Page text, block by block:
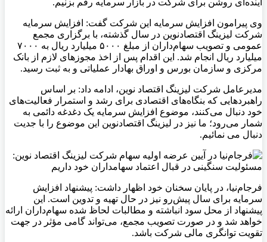
آینده‌ای روشن برای شرکت در بازار سرمایه رقم بزنیم.
وی پیرامون افزایش سرمایه این شرکت گفت: افزایش سرمایه
شرکت لیزینگ اقتصادنوین در سال گذشته، با برگزاری مجمع
عمومی و تصویب سهام‌داران از مبلغ ۵۰۰۰ میلیارد ریال به ۷۰۰۰
میلیارد ریال انجام شد. این اقدام پس از اخذ مجوز‌های لازم از بانک
مرکزی و سازمان بورس و اوراق بهادار عملیاتی و به ثبت رسید.
مدیرعامل شرکت لیزینگ اقتصاد نوین، ادامه داد: بر اساس
راهبرد‌هایی که بنگاه‌های اقتصادی برای رشد و استمرار فعالیت‌های
خود دنبال می‌کنند، موضوع افزایش سرمایه یک دغدغه دائمی به
شمار می‌رود؛ ما نیز در لیزینگ اقتصادنوین این موضوع را با جدیت
دنبال می‌ نمائیم.
فرجام‌نیا، در پایان سخنان خود اظهار داشت: پیشنهاد افزایش
سرمایه برای سال پیش‌رو نیز در حال تهیه و تدوین است. این
پیشنهاد از محل سود انباشته و مطالبات لحاظ شده سهام‌داران ارائه
خواهد شد و در صورت تصویب مجمع، می‌تواند گامی مؤثر در جهت
تقویت توانگری مالی شرکت باشد.